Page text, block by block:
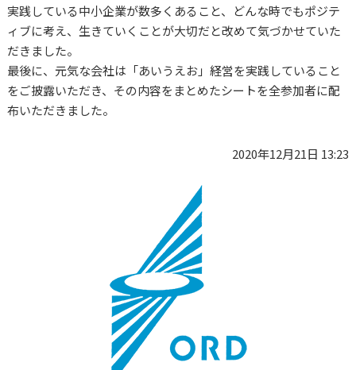
実践している中小企業が数多くあること、どんな時でもポジテ
ィブに考え、生きていくことが大切だと改めて気づかせていた
だきました。
最後に、元気な会社は「あいうえお」経営を実践していること
をご披露いただき、その内容をまとめたシートを全参加者に配
布いただきました。
2020年12月21日 13:23